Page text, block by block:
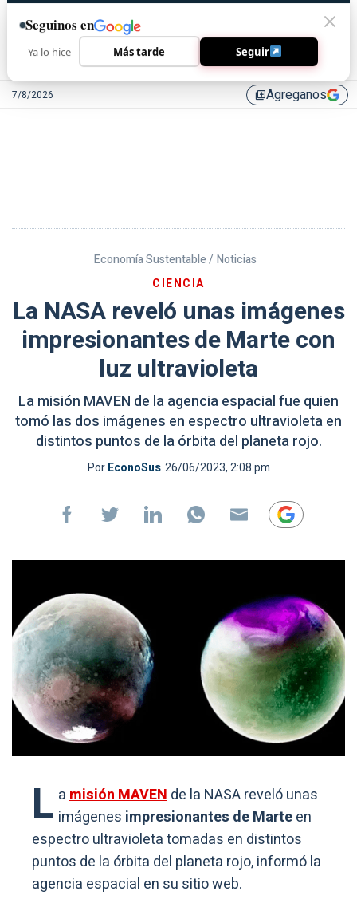
7/8/2026 library_addAgreganos
Economía Sustentable / Noticias
CIENCIA
La NASA reveló unas imágenes
impresionantes de Marte con
luz ultravioleta
La misión MAVEN de la agencia espacial fue quien
tomó las dos imágenes en espectro ultravioleta en
distintos puntos de la órbita del planeta rojo.
PorEconoSus 26/06/2023, 2:08 pm
L amisión MAVENde la NASA reveló unas
imágenes impresionantes de Marteen
espectro ultravioleta tomadas en distintos
puntos de la órbita del planeta rojo, informó la
agencia espacial en su sitio web.
Seguinos en
Ya lo hice Más tarde Seguir